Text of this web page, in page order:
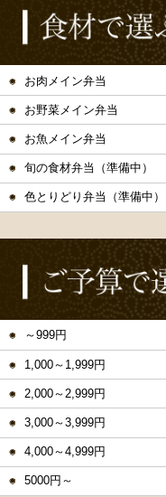
お肉メイン弁当
お野菜メイン弁当
お魚メイン弁当
旬の食材弁当（準備中）
色とりどり弁当（準備中）
～999円
1,000～1,999円
2,000～2,999円
3,000～3,999円
4,000～4,999円
5000円～